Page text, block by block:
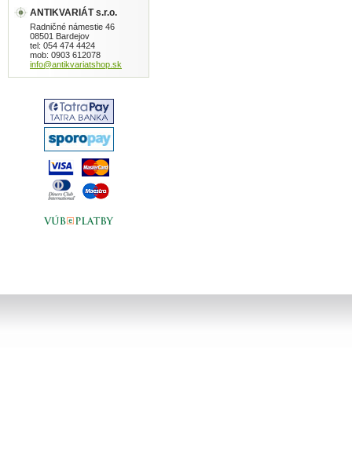
ANTIKVARIÁT s.r.o.
Radničné námestie 46
08501 Bardejov
tel: 054 474 4424
mob: 0903 612078
info@antikvariatshop.sk